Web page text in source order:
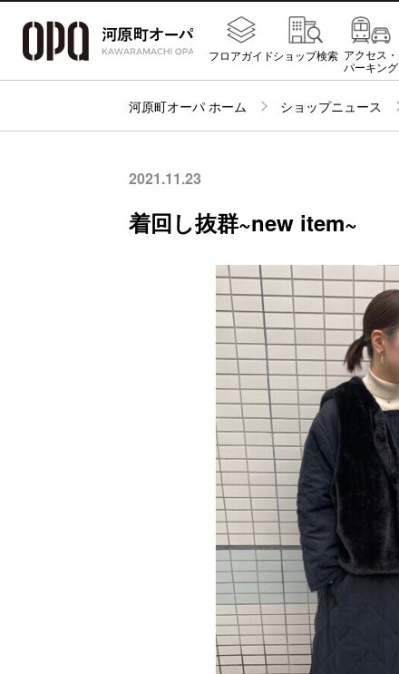
フロアガイドショップ検索 アクセス・
パーキング
河原町オーパ ホーム ショップニュース
2021.11.23
着回し抜群~new item~